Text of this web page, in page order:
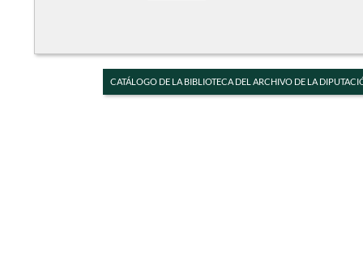
CATÁLOGO DE LA BIBLIOTECA DEL ARCHIVO DE LA